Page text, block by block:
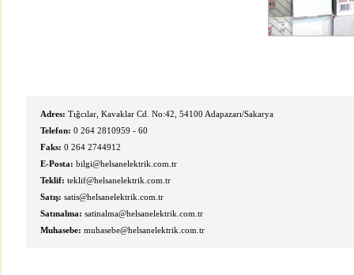
Adres: Tığcılar, Kavaklar Cd. No:42, 54100 Adapazarı/Sakarya
Telefon: 0 264 2810959 - 60
Faks: 0 264 2744912
E-Posta: bilgi@helsanelektrik.com.tr
Teklif: teklif@helsanelektrik.com.tr
Satış: satis@helsanelektrik.com.tr
Satınalma: satinalma@helsanelektrik.com.tr
Muhasebe: muhasebe@helsanelektrik.com.tr